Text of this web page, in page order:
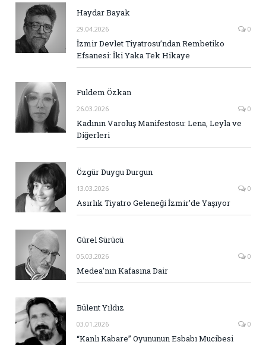
Haydar Bayak
29.04.2026 0
İzmir Devlet Tiyatrosu’ndan Rembetiko
Efsanesi: İki Yaka Tek Hikaye
Fuldem Özkan
26.03.2026 0
Kadının Varoluş Manifestosu: Lena, Leyla ve
Diğerleri
Özgür Duygu Durgun
13.03.2026 0
Asırlık Tiyatro Geleneği İzmir’de Yaşıyor
Gürel Sürücü
05.03.2026 0
Medea’nın Kafasına Dair
Bülent Yıldız
03.01.2026 0
“Kanlı Kabare” Oyununun Esbabı Mucibesi